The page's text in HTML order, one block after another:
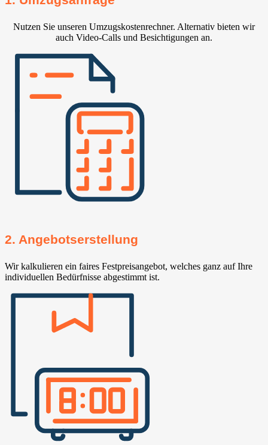
Nutzen Sie unseren Umzugskostenrechner. Alternativ bieten wir
auch Video-Calls und Besichtigungen an.
2. Angebotserstellung
Wir kalkulieren ein faires Festpreisangebot, welches ganz auf Ihre
individuellen Bedürfnisse abgestimmt ist.